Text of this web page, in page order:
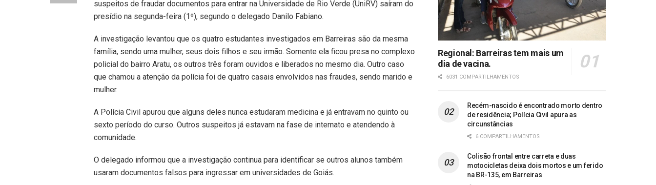
suspeitos de fraudar documentos para entrar na Universidade de Rio Verde (UniRV) saíram do
presídio na segunda-feira (1º), segundo o delegado Danilo Fabiano.
A investigação levantou que os quatro estudantes investigados em Barreiras são da mesma
família, sendo uma mulher, seus dois filhos e seu irmão. Somente ela ficou presa no complexo
policial do bairro Aratu, os outros três foram ouvidos e liberados no mesmo dia. Outro caso
que chamou a atenção da polícia foi de quatro casais envolvidos nas fraudes, sendo marido e
mulher.
A Polícia Civil apurou que alguns deles nunca estudaram medicina e já entravam no quinto ou
sexto período do curso. Outros suspeitos já estavam na fase de internato e atendendo à
comunidade.
O delegado informou que a investigação continua para identificar se outros alunos também
usaram documentos falsos para ingressar em universidades de Goiás.
Regional: Barreiras tem mais um
dia de vacina.
6031 COMPARTILHAMENTOS
Recém-nascido é encontrado morto dentro
de residência; Polícia Civil apura as
circunstâncias
6 COMPARTILHAMENTOS
Colisão frontal entre carreta e duas
motocicletas deixa dois mortos e um ferido
na BR-135, em Barreiras